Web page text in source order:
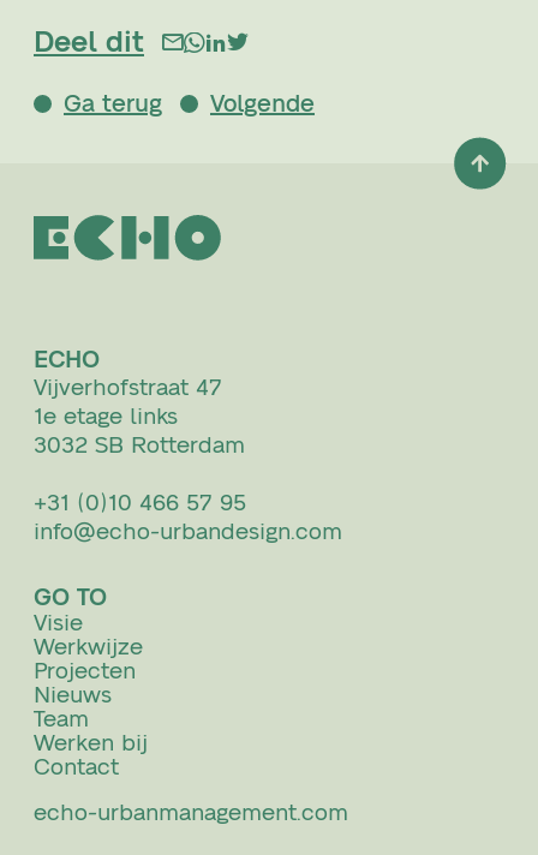
Deel dit
Ga terug Volgende
ECHO
Vijverhofstraat 47
1e etage links
3032 SB Rotterdam
+31 (0)10 466 57 95
info@echo-urbandesign.com
GO TO
Visie
Werkwijze
Projecten
Nieuws
Team
Werken bij
Contact
echo-urbanmanagement.com